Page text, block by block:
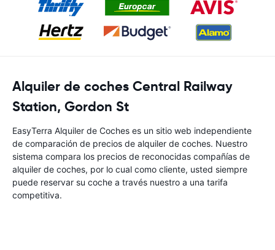
Alquiler de coches Central Railway
Station, Gordon St
EasyTerra Alquiler de Coches es un sitio web independiente
de comparación de precios de alquiler de coches. Nuestro
sistema compara los precios de reconocidas compañías de
alquiler de coches, por lo cual como cliente, usted siempre
puede reservar su coche a través nuestro a una tarifa
competitiva.